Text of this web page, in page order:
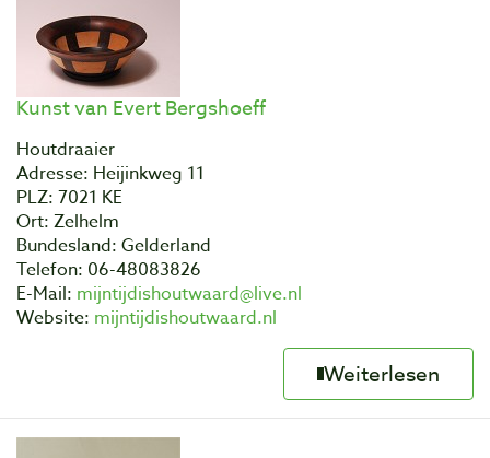
Kunst van Evert Bergshoeff
Houtdraaier
Adresse: Heijinkweg 11
PLZ: 7021 KE
Ort: Zelhelm
Bundesland: Gelderland
Telefon: 06-48083826
E-Mail: mijntijdishoutwaard@live.nl
Website: mijntijdishoutwaard.nl
Weiterlesen